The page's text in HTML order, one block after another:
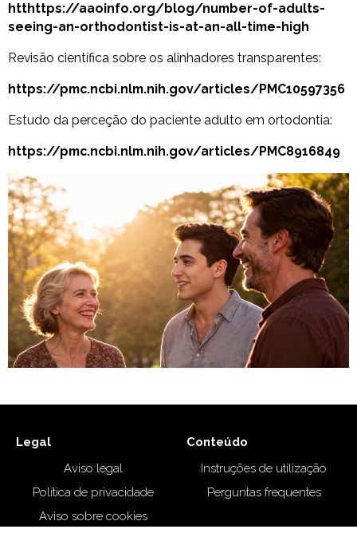
htthttps://aaoinfo.org/blog/number-of-adults-
seeing-an-orthodontist-is-at-an-all-time-high
Revisão científica sobre os alinhadores transparentes:
https://pmc.ncbi.nlm.nih.gov/articles/PMC10597356
Estudo da perceção do paciente adulto em ortodontia:
https://pmc.ncbi.nlm.nih.gov/articles/PMC8916849
Legal
Aviso legal
Política de privacidade
Aviso sobre cookies
Conteúdo
Instruções de utilização
Perguntas frequentes